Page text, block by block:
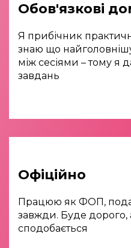
Обов'язкові
Я прибічник
знаю що
між сесіями – тому я
завдань
Офіційно
Працюю як ФОП,
завжди. Буде дорого,
сподобається